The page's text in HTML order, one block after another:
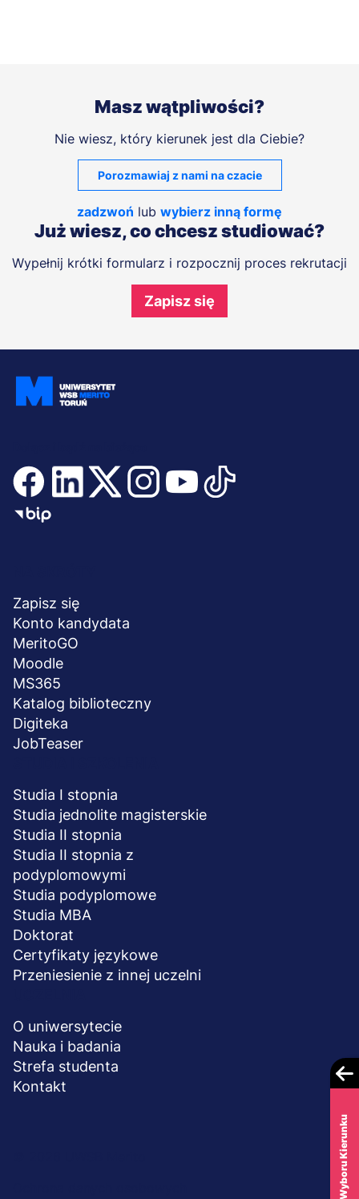
Masz wątpliwości?
Nie wiesz, który kierunek jest dla Ciebie?
Porozmawiaj z nami na czacie
zadzwoń lub wybierz inną formę
Już wiesz, co chcesz studiować?
Wypełnij krótki formularz i rozpocznij proces rekrutacji
Zapisz się
stopka
Zapisz się
Konto kandydata
MeritoGO
Moodle
MS365
Katalog biblioteczny
Digiteka
JobTeaser
Studia I stopnia
Studia jednolite magisterskie
Studia II stopnia
Studia II stopnia z
podyplomowymi
Studia podyplomowe
Studia MBA
Doktorat
Certyfikaty językowe
Przeniesienie z innej uczelni
O uniwersytecie
Nauka i badania
Strefa studenta
Kontakt
Test Wyboru Kierunku